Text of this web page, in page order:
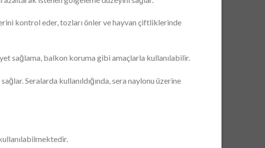
kontrol eder, tozları önler ve hayvan çiftliklerinde
sağlama, balkon koruma gibi amaçlarla kullanılabilir.
Seralarda kullanıldığında, sera naylonu üzerine